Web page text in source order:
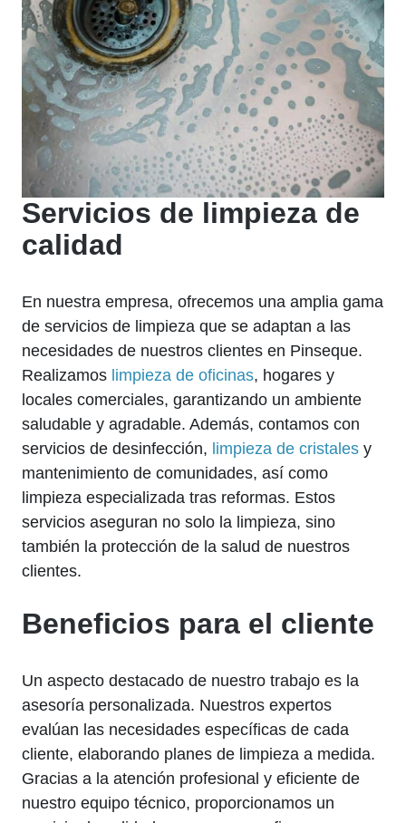
Servicios de limpieza de
calidad
En nuestra empresa, ofrecemos una amplia gama
de servicios de limpieza que se adaptan a las
necesidades de nuestros clientes en Pinseque.
Realizamos limpieza de oficinas, hogares y
locales comerciales, garantizando un ambiente
saludable y agradable. Además, contamos con
servicios de desinfección, limpieza de cristales y
mantenimiento de comunidades, así como
limpieza especializada tras reformas. Estos
servicios aseguran no solo la limpieza, sino
también la protección de la salud de nuestros
clientes.
Beneficios para el cliente
Un aspecto destacado de nuestro trabajo es la
asesoría personalizada. Nuestros expertos
evalúan las necesidades específicas de cada
cliente, elaborando planes de limpieza a medida.
Gracias a la atención profesional y eficiente de
nuestro equipo técnico, proporcionamos un